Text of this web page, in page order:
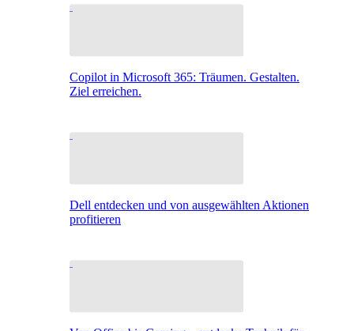
Copilot in Microsoft 365: Träumen. Gestalten.
Ziel erreichen.
Dell entdecken und von ausgewählten Aktionen
profitieren